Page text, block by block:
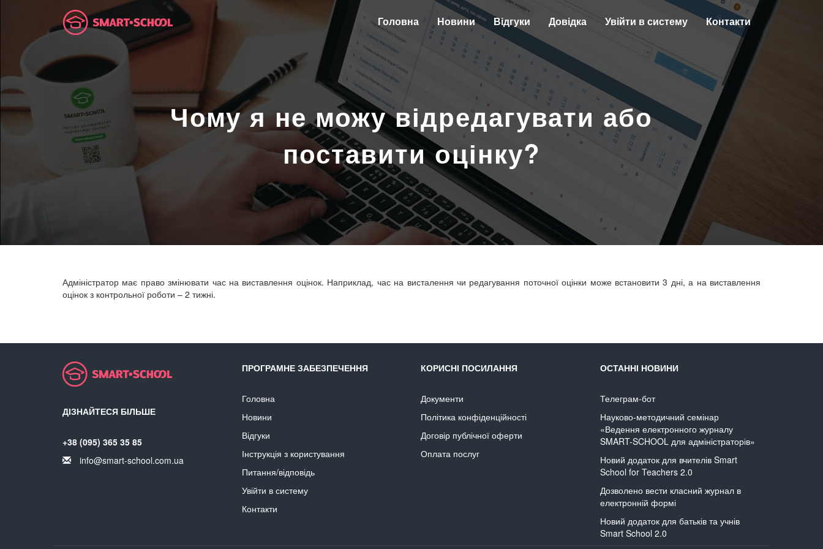
Головна Новини Відгуки Довідка Увійти в систему Контакти
Чому я не можу відредагувати або
поставити оцінку?
Адміністратор має право змінювати час на виставлення оцінок. Наприклад, час на висталення чи редагування поточної оцінки може встановити 3 дні, а на виставлення
оцінок з контрольної роботи – 2 тижні.
ДІЗНАЙТЕСЯ БІЛЬШЕ
+38‎ (095) 365 35 85
info@smart-school.com.ua
ПРОГРАМНЕ ЗАБЕЗПЕЧЕННЯ
Головна
Новини
Відгуки
Інструкція з користування
Питання/відповідь
Увійти в систему
Контакти
КОРИСНІ ПОСИЛАННЯ
Документи
Політика конфіденційності
Договір публічної оферти
Оплата послуг
ОСТАННІ НОВИНИ
Телеграм-бот
Науково-методичний семінар
«Ведення електронного журналу
SMART-SCHOOL для адміністраторів»
Новий додаток для вчителів Smart
School for Teachers 2.0
Дозволено вести класний журнал в
електронній формі
Новий додаток для батьків та учнів
Smart School 2.0